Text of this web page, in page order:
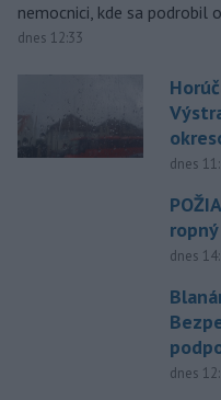
nemocnici, kde sa podrobil
dnes 12:33
dnes
dnes
dnes